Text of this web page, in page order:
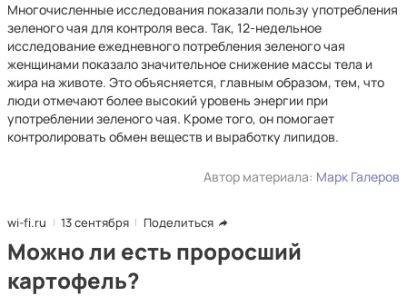
Многочисленные исследования показали пользу употребления
зеленого чая для контроля веса. Так, 12-недельное
исследование ежедневного потребления зеленого чая
женщинами показало значительное снижение массы тела и
жира на животе. Это объясняется, главным образом, тем, что
люди отмечают более высокий уровень энергии при
употреблении зеленого чая. Кроме того, он помогает
контролировать обмен веществ и выработку липидов.
Автор материала: Марк Галеров
wi-fi.ru 13 сентября Поделиться
Можно ли есть проросший
картофель?